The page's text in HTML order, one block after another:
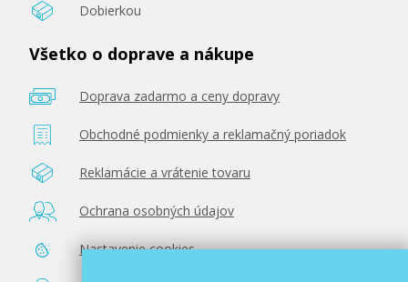
Dobierkou
Všetko o doprave a nákupe
Doprava zadarmo a ceny dopravy
Obchodné podmienky a reklamačný poriadok
Reklamácie a vrátenie tovaru
Ochrana osobných údajov
Nastavenie cookies